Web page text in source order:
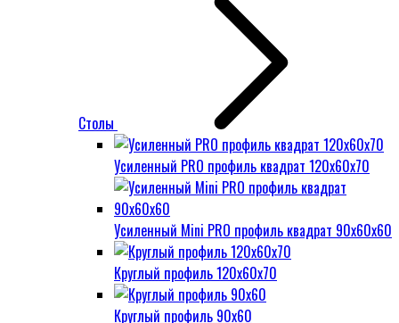
Столы
Усиленный PRO профиль квадрат 120х60х70
Усиленный Mini PRO профиль квадрат 90х60х60
Круглый профиль 120х60х70
Круглый профиль 90х60